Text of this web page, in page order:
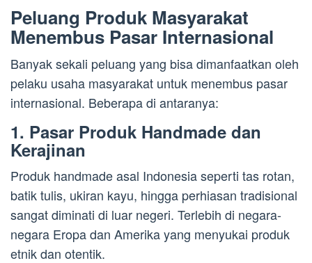
Peluang Produk Masyarakat
Menembus Pasar Internasional
Banyak sekali peluang yang bisa dimanfaatkan oleh
pelaku usaha masyarakat untuk menembus pasar
internasional. Beberapa di antaranya:
1. Pasar Produk Handmade dan
Kerajinan
Produk handmade asal Indonesia seperti tas rotan,
batik tulis, ukiran kayu, hingga perhiasan tradisional
sangat diminati di luar negeri. Terlebih di negara-
negara Eropa dan Amerika yang menyukai produk
etnik dan otentik.